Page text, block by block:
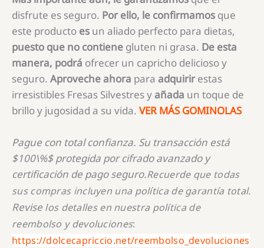
disfrute es seguro. Por ello, le confirmamos que
este producto es un aliado perfecto para dietas,
puesto que no contiene gluten ni grasa. De esta
manera, podrá ofrecer un capricho delicioso y
seguro. Aproveche ahora para adquirirestas
irresistibles Fresas Silvestres y añada un toque de
brillo y jugosidad a su vida. VER MÁS GOMINOLAS
Pague con total confianza. Su transacción está
$100\%$protegida por cifrado avanzado y
certificación de pago seguro.Recuerde que todas
sus compras incluyen una política de garantía total.
Revise los detalles en nuestra política de
reembolso y devoluciones:
https://dolcecapriccio.net/reembolso_devoluciones